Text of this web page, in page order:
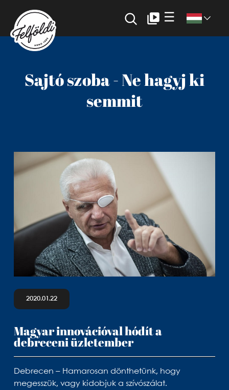
☰
Sajtó szoba - Ne hagyj ki
semmit
2020.01.22
Magyar innovációval hódít a
debreceni üzletember
Debrecen – Hamarosan dönthetünk, hogy
megesszük, vagy kidobjuk a szívószálat.